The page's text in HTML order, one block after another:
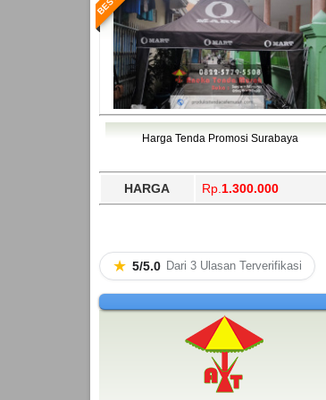
Harga Tenda Promosi Surabaya
HARGA Rp. 1.300.000
★ 5/5.0 Dari 3 Ulasan Terverifikasi